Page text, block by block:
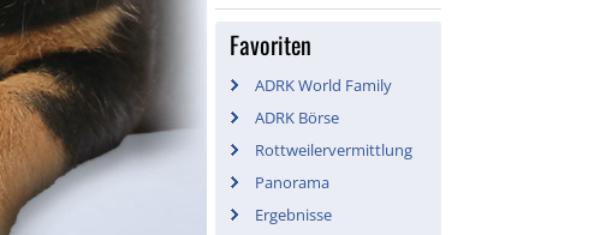
Favoriten
ADRK World Family
ADRK Börse
Rottweilervermittlung
Panorama
Ergebnisse